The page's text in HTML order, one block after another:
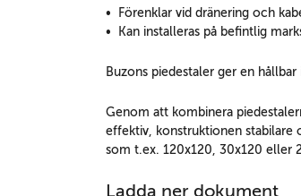
• Förenklar vid dränering och
• Kan installeras på befintlig
Buzons piedestaler ger en
Genom att kombinera
effektiv, konstruktionen stabilare
som t.ex. 120x120, 30x120 eller
Ladda ner dokument